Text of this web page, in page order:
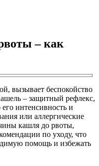
– как
вызывает беспокойство
– защитный рефлекс,
интенсивность и
или аллергические
кашля до рвоты,
по уходу, что
помощь и избежать